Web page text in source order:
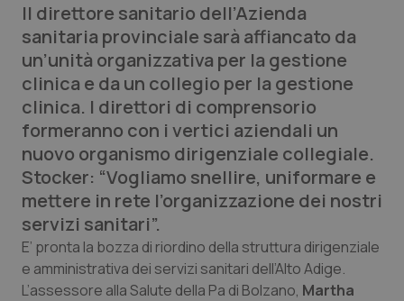
Lettere al direttore
Edizioni Regionali
QS Pro
Professionisti Sanitari.AI
Abruzzo
Basilicata
QS Pro Gold
Artrite & artrosi
QS Club Newsletter
Il direttore sanitario dell’Azienda
sanitaria provinciale sarà affiancato da
un’unità organizzativa per la gestione
clinica e da un collegio per la gestione
clinica. I direttori di comprensorio
formeranno con i vertici aziendali un
nuovo organismo dirigenziale collegiale.
Stocker: “Vogliamo snellire, uniformare e
mettere in rete l’organizzazione dei nostri
servizi sanitari”.
E’ pronta la bozza di riordino della struttura dirigenziale
e amministrativa dei servizi sanitari dell’Alto Adige.
L’assessore alla Salute della Pa di Bolzano, Martha